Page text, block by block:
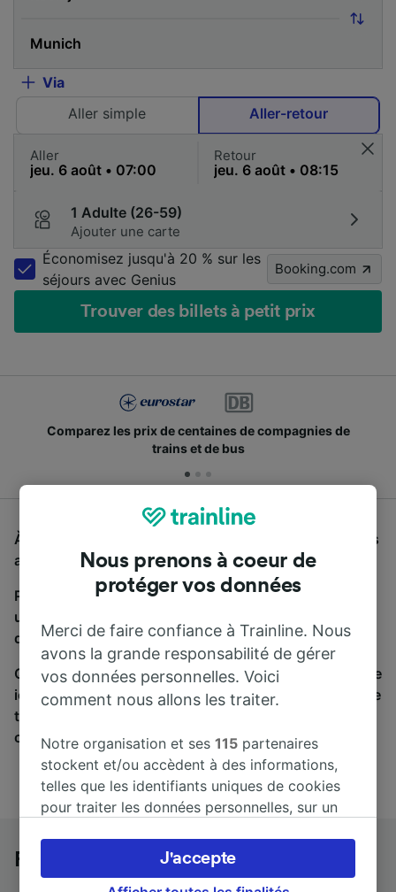
Via
Aller simple
Aller-retour
Aller Retour
1 Adulte (26-59)
Ajouter une carte
Économisez jusqu'à 20 % sur les
séjours avec Genius
Booking.com
Trouver des billets à petit prix
Comparez les prix de centaines de compagnies de
trains et de bus
À la recherche d'un bus de Rovinj à Munich, vous êtes
au bon endroit.
Pour trouver des billets de bus, lancez simplement
une recherche ci-dessus. Nous comparons les temps
de trajets et les prix des voyages, en train et en bus.
Qu’importe votre destination, votre voyage commence
ici. Nous collaborons avec plus de 170 compagnies de
train et de bus. Consultez et achetez vos billets sur
cette page.
Rovinj à Munich en bus
Nous prenons à coeur de
protéger vos données
Merci de faire confiance à Trainline. Nous
avons la grande responsabilité de gérer
vos données personnelles. Voici
comment nous allons les traiter.
Notre organisation et ses115 partenaires
stockent et/ou accèdent à des informations,
telles que les identifiants uniques de cookies
pour traiter les données personnelles, sur un
préférences, notamment en exerçant votre
droit d’opposition à l’intérêt légitime, en
J'accepte